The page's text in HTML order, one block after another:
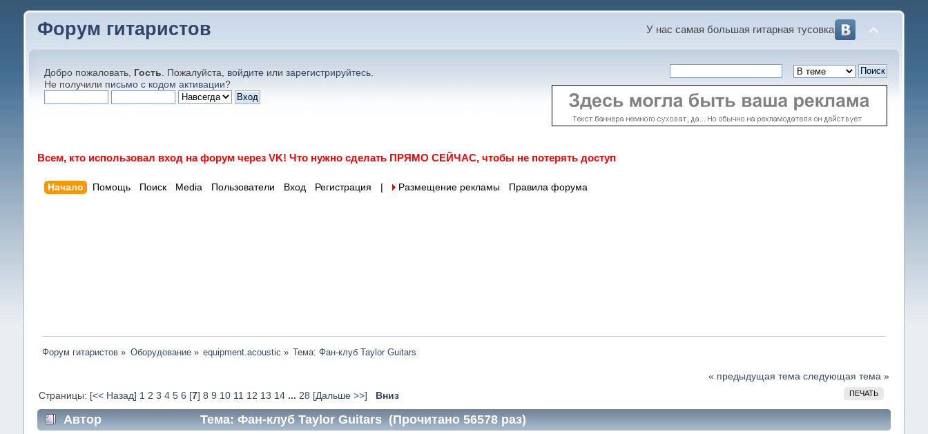
Форум гитаристов У нас самая большая гитарная тусовка
Добро пожаловать, Гость. Пожалуйста, войдитеили зарегистрируйтесь.
Не получили письмо с кодом активации?
Всем, кто использовал вход на форум через VK! Что нужно сделать ПРЯМО СЕЙЧАС, чтобы не потерять доступ
Начало Помощь Поиск Media Пользователи Вход Регистрация Размещение рекламы Правила форума
Форум гитаристов » Оборудование» equipment.acoustic » Тема:Фан-клуб Taylor Guitars
« предыдущая тема следующая тема »
ПЕЧАТЬ
Страницы: [<< Назад] 1 2 3 4 5 6 [7]8 9 10 11 12 13 14 ...28 [Дальше >>] Вниз
Автор Тема: Фан-клуб Taylor Guitars (Прочитано 56578 раз)